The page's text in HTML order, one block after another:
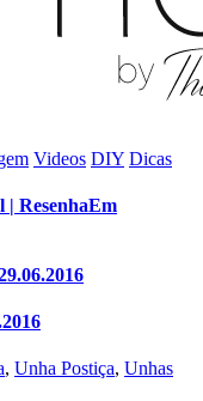
Videos DIY Dicas
| ResenhaEm
, Unha Postiça, Unhas